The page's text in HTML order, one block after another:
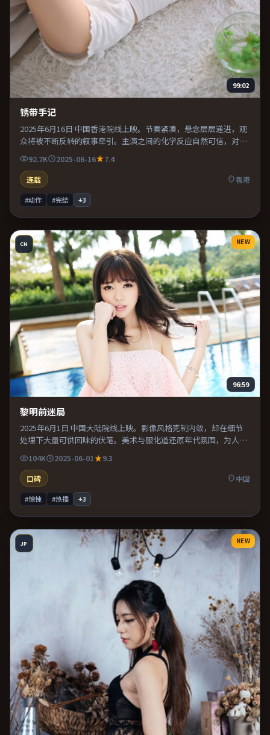
99:02
锈带手记
2025年6月16日 中国香港院线上映。节奏紧凑，悬念层层递进，观
众将被不断反转的叙事牵引。主演之间的化学反应自然可信，对手
戏张力贯穿全片。既有类型片爽感，也保留作者表达，口碑潜力不
俗。
92.7K 2025-06-16
7.4
连载
香港
#动作 #完结 +3
CN NEW
96:59
黎明前迷局
2025年6月1日 中国大陆院线上映。影像风格克制内敛，却在细节
处埋下大量可供回味的伏笔。美术与服化道还原年代氛围，为人物
图。
104K 2025-06-01
9.3
口碑
中国
#惊悚 #热播 +3
JP NEW